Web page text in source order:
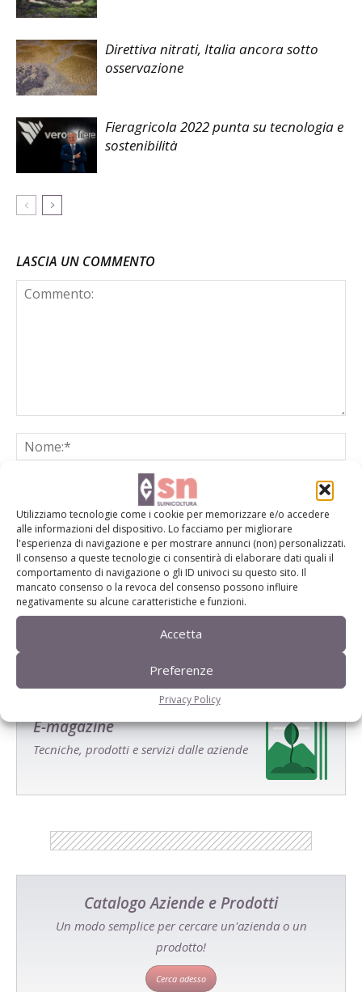
Utilizziamo tecnologie come i cookie per memorizzare e/o accedere
alle informazioni del dispositivo. Lo facciamo per migliorare
l'esperienza di navigazione e per mostrare annunci (non) personalizzati.
Il consenso a queste tecnologie ci consentirà di elaborare dati quali il
comportamento di navigazione o gli ID univoci su questo sito. Il
mancato consenso o la revoca del consenso possono influire
negativamente su alcune caratteristiche e funzioni.
Accetta
Preferenze
Privacy Policy
Direttiva nitrati, Italia ancora sotto
osservazione
Fieragricola 2022 punta su tecnologia e
sostenibilità
LASCIA UN COMMENTO
Salva il mio nome, email e sito web in questo browser per la
prossima volta che commento.
E-magazine
Tecniche, prodotti e servizi dalle aziende
Catalogo Aziende e Prodotti
Un modo semplice per cercare un'azienda o un
prodotto!
Cerca adesso